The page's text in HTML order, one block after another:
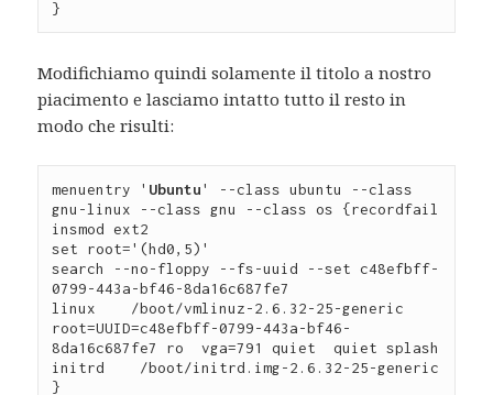
Modifichiamo quindi solamente il titolo a nostro
piacimento e lasciamo intatto tutto il resto in
modo che risulti:
menuentry ' Ubuntu' --class ubuntu --class
gnu-linux --class gnu --class os {recordfail
insmod ext2
set root='(hd0,5)'
search --no-floppy --fs-uuid --set c48efbff-
0799-443a-bf46-8da16c687fe7
linux    /boot/vmlinuz-2.6.32-25-generic
root=UUID=c48efbff-0799-443a-bf46-
8da16c687fe7 ro  vga=791 quiet  quiet splash
initrd    /boot/initrd.img-2.6.32-25-generic
}